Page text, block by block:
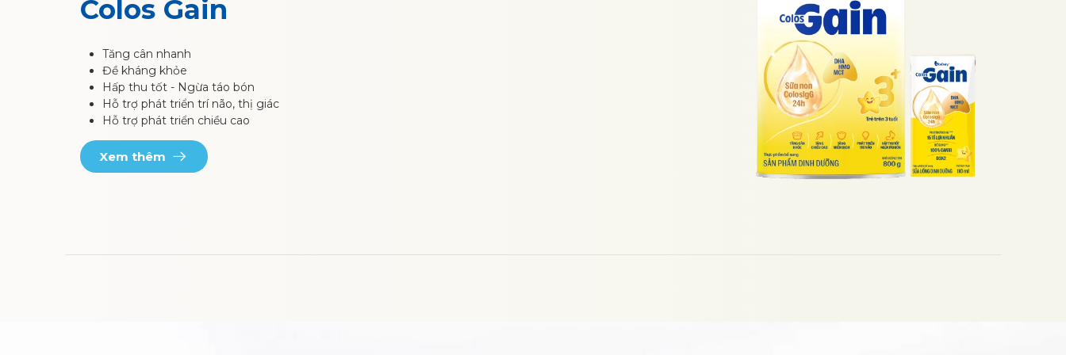
Colos Gain
Tăng cân nhanh
Đề kháng khỏe
Hấp thu tốt - Ngừa táo bón
Hỗ trợ phát triển trí não, thị giác
Hỗ trợ phát triển chiều cao
Xem thêm